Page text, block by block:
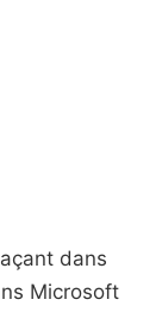
dans
Microsoft